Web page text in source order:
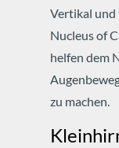
Vertikal
Nucleus of
helfen dem
zu machen.